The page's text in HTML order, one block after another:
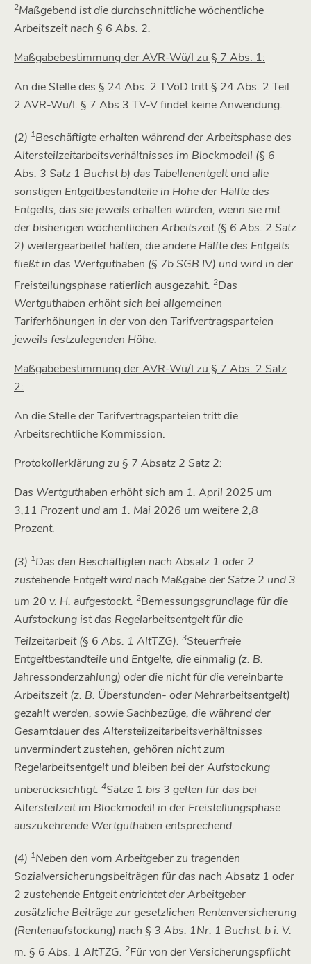
2Maßgebend ist die durchschnittliche wöchentliche
Arbeitszeit nach § 6 Abs. 2.
Maßgabebestimmung der AVR-Wü/I zu § 7 Abs. 1:
An die Stelle des § 24 Abs. 2 TVöD tritt § 24 Abs. 2 Teil
2 AVR-Wü/I. § 7 Abs 3 TV-V findet keine Anwendung.
(2) 1Beschäftigte erhalten während der Arbeitsphase des
Altersteilzeitarbeitsverhältnisses im Blockmodell (§ 6
Abs. 3 Satz 1 Buchst b) das Tabellenentgelt und alle
sonstigen Entgeltbestandteile in Höhe der Hälfte des
Entgelts, das sie jeweils erhalten würden, wenn sie mit
der bisherigen wöchentlichen Arbeitszeit (§ 6 Abs. 2 Satz
2) weitergearbeitet hätten; die andere Hälfte des Entgelts
fließt in das Wertguthaben (§ 7b SGB IV) und wird in der
Freistellungsphase ratierlich ausgezahlt. 2Das
Wertguthaben erhöht sich bei allgemeinen
Tariferhöhungen in der von den Tarifvertragsparteien
jeweils festzulegenden Höhe.
Maßgabebestimmung der AVR-Wü/I zu § 7 Abs. 2 Satz
2:
An die Stelle der Tarifvertragsparteien tritt die
Arbeitsrechtliche Kommission.
Protokollerklärung zu § 7 Absatz 2 Satz 2:
Das Wertguthaben erhöht sich am 1. April 2025 um
3,11 Prozent und am 1. Mai 2026 um weitere 2,8
Prozent.
(3) 1Das den Beschäftigten nach Absatz 1 oder 2
zustehende Entgelt wird nach Maßgabe der Sätze 2 und 3
um 20 v. H. aufgestockt. 2Bemessungsgrundlage für die
Aufstockung ist das Regelarbeitsentgelt für die
Teilzeitarbeit (§ 6 Abs. 1 AltTZG). 3Steuerfreie
Entgeltbestandteile und Entgelte, die einmalig (z. B.
Jahressonderzahlung) oder die nicht für die vereinbarte
Arbeitszeit (z. B. Überstunden- oder Mehrarbeitsentgelt)
gezahlt werden, sowie Sachbezüge, die während der
Gesamtdauer des Altersteilzeitarbeitsverhältnisses
unvermindert zustehen, gehören nicht zum
Regelarbeitsentgelt und bleiben bei der Aufstockung
unberücksichtigt. 4Sätze 1 bis 3 gelten für das bei
Altersteilzeit im Blockmodell in der Freistellungsphase
auszukehrende Wertguthaben entsprechend.
(4) 1Neben den vom Arbeitgeber zu tragenden
Sozialversicherungsbeiträgen für das nach Absatz 1 oder
2 zustehende Entgelt entrichtet der Arbeitgeber
zusätzliche Beiträge zur gesetzlichen Rentenversicherung
(Rentenaufstockung) nach § 3 Abs. 1Nr. 1 Buchst. b i. V.
m. § 6 Abs. 1 AltTZG. 2Für von der Versicherungspflicht